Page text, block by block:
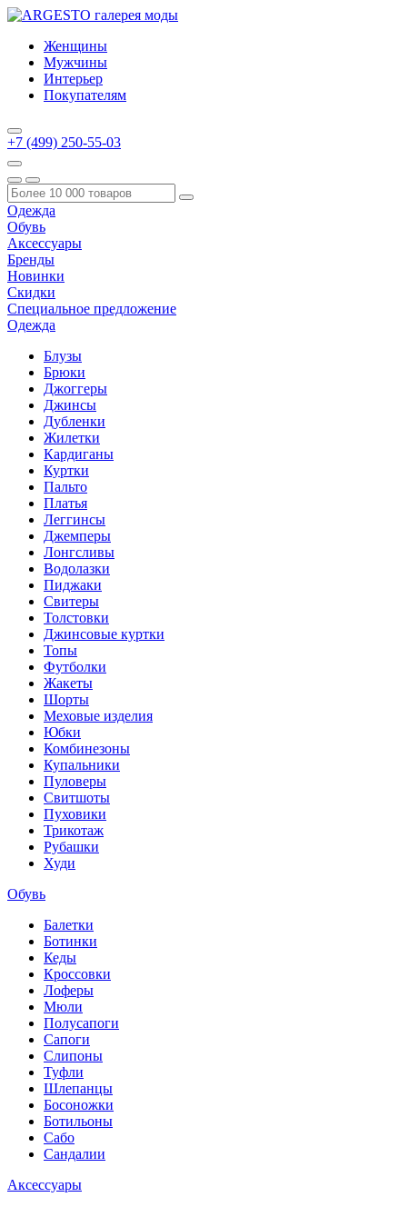
Женщины
Мужчины
Интерьер
Покупателям
+7 (499) 250-55-03
Одежда
Обувь
Аксессуары
Бренды
Новинки
Скидки
Специальное предложение
Одежда
Блузы
Брюки
Джоггеры
Джинсы
Дубленки
Жилетки
Кардиганы
Куртки
Пальто
Платья
Леггинсы
Джемперы
Лонгсливы
Водолазки
Пиджаки
Свитеры
Толстовки
Джинсовые куртки
Топы
Футболки
Жакеты
Шорты
Меховые изделия
Юбки
Комбинезоны
Купальники
Пуловеры
Свитшоты
Пуховики
Трикотаж
Рубашки
Худи
Обувь
Балетки
Ботинки
Кеды
Кроссовки
Лоферы
Мюли
Полусапоги
Сапоги
Слипоны
Туфли
Шлепанцы
Босоножки
Ботильоны
Сабо
Сандалии
Аксессуары